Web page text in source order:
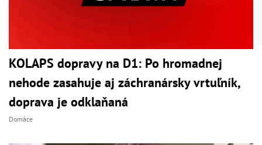
KOLAPS dopravy na D1: Po hromadnej
nehode zasahuje aj záchranársky vrtuľník,
doprava je odklaňaná
Domáce